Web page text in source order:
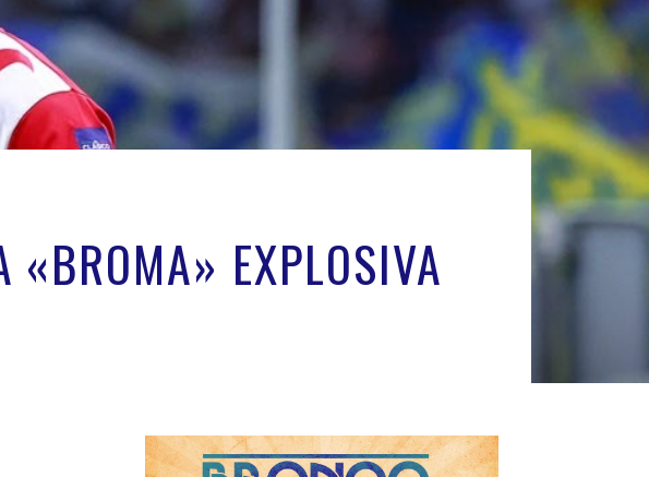
«BROMA» EXPLOSIVA